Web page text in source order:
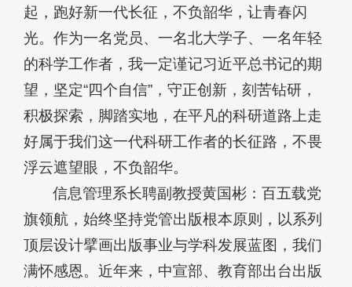
起，跑好新一代长征，不负韶华，让青春闪
光。作为一名党员、一名北大学子、一名年轻
的科学工作者，我一定谨记习近平总书记的期
望，坚定“四个自信”，守正创新，刻苦钻研，
积极探索，脚踏实地，在平凡的科研道路上走
好属于我们这一代科研工作者的长征路，不畏
浮云遮望眼，不负韶华。
信息管理系长聘副教授黄国彬：百五载党
旗领航，始终坚持党管出版根本原则，以系列
顶层设计擘画出版事业与学科发展蓝图，我们
满怀感恩。近年来，中宣部、教育部出台出版